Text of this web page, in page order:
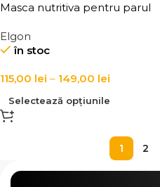
Masca nutritiva pentru parul
Nourish Hyper Nutri Mask
Elgon
în stoc
115,00 lei – 149,00 lei
Selectează opțiunile
1 2